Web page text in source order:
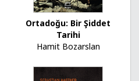
Ortadoğu: Bir Şiddet
Tarihi
Hamit Bozarslan